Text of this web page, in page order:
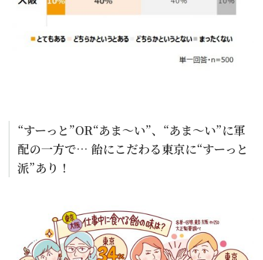
“すーっと”OR“あま～い”、“あま～い”に軍
配の一方で… 飴にこだわる東京に“すーっと
派”あり！